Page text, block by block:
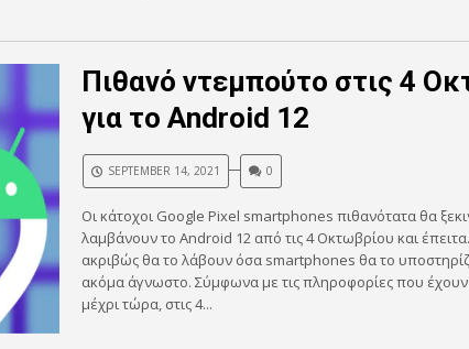
Πιθανό ντεμπούτο στις 4
για το Android 12
SEPTEMBER 14, 2021 0
Οι κάτοχοι Google Pixel smartphones πιθανότατα θα
λαμβάνουν το Android 12 από τις 4 Οκτωβρίου και
ακριβώς θα το λάβουν όσα smartphones θα το
ακόμα άγνωστο. Σύμφωνα με τις πληροφορίες που
μέχρι τώρα, στις 4...